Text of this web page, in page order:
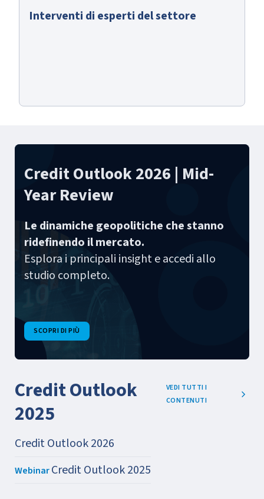
Interventi di esperti del settore
Credit Outlook 2026 | Mid-
Year Review
Le dinamiche geopolitiche che stanno
ridefinendo il mercato.
Esplora i principali insight e accedi allo
studio completo.
SCOPRI DI PIÙ
Credit Outlook
2025
VEDI TUTTI I
CONTENUTI
Credit Outlook 2026
WebinarCredit Outlook 2025